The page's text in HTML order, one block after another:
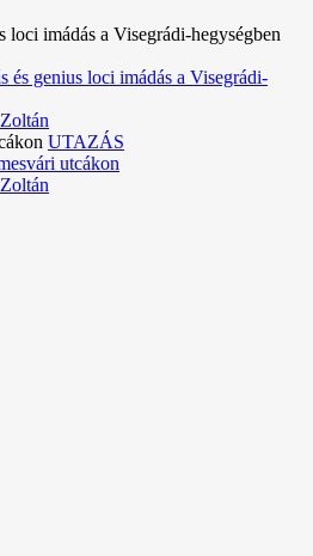
és genius loci imádás a Visegrádi-
UTAZÁS
utcákon